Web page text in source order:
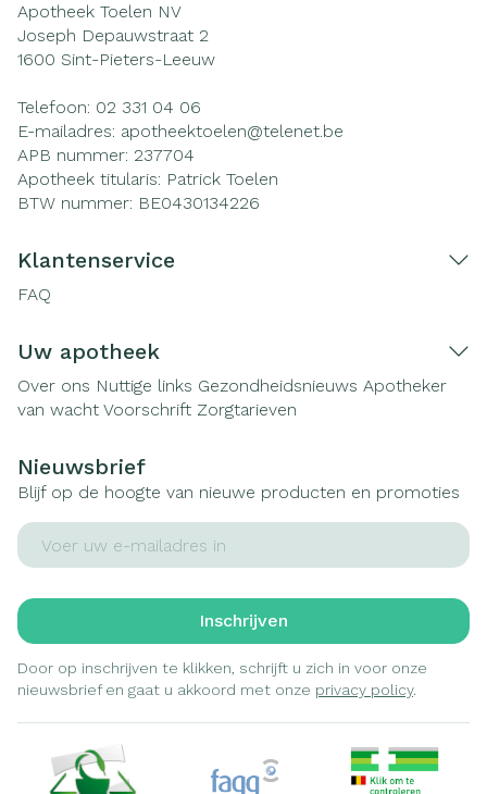
Apotheek Toelen NV
Joseph Depauwstraat 2
1600 Sint-Pieters-Leeuw
Telefoon: 02 331 04 06
E-mailadres: apotheektoelen@telenet.be
APB nummer: 237704
Apotheek titularis: Patrick Toelen
BTW nummer: BE0430134226
Klantenservice
FAQ
Uw apotheek
Over ons Nuttige links Gezondheidsnieuws Apotheker
van wacht Voorschrift Zorgtarieven
Nieuwsbrief
Blijf op de hoogte van nieuwe producten en promoties
E-mail adres
Inschrijven
Door op inschrijven te klikken, schrijft u zich in voor onze
nieuwsbrief en gaat u akkoord met onze privacy policy.